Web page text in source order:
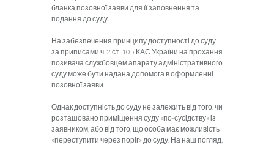
бланка позовної заяви для її заповнення та
подання до суду.
На забезпечення принципу доступності до суду
за приписами ч. 2 ст. 105 КАС України на прохання
позивача службовцем апарату адміністративного
суду може бути надана допомога в оформленні
позовної заяви.
Однак доступність до суду не залежить від того, чи
розташовано приміщення суду «по-сусідству» із
заявником, або від того, що особа має можливість
«переступити через поріг» до суду. На наш погляд,